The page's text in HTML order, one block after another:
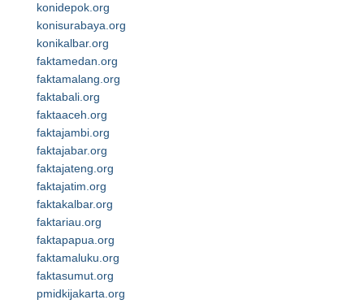
konidepok.org
konisurabaya.org
konikalbar.org
faktamedan.org
faktamalang.org
faktabali.org
faktaaceh.org
faktajambi.org
faktajabar.org
faktajateng.org
faktajatim.org
faktakalbar.org
faktariau.org
faktapapua.org
faktamaluku.org
faktasumut.org
pmidkijakarta.org